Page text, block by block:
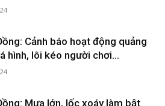
Cảnh báo hoạt động quảng
hình, lôi kéo người chơi...
Mưa lớn, lốc xoáy làm bật